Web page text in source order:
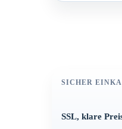
SICHER
SSL, klare